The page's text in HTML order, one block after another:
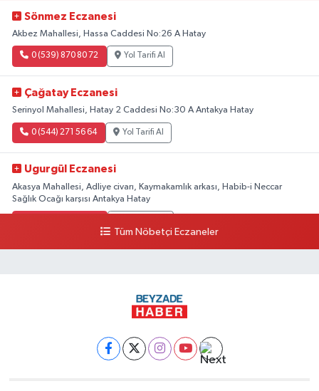
Sönmez Eczanesi
Akbez Mahallesi, Hassa Caddesi No:26 A Hatay
0 (539) 870 80 72 Yol Tarifi Al
Çağatay Eczanesi
Serinyol Mahallesi, Hatay 2 Caddesi No:30 A Antakya Hatay
0 (544) 271 56 64 Yol Tarifi Al
Ugurgül Eczanesi
Akasya Mahallesi, Adliye civarı, Kaymakamlık arkası, Habib-i Neccar
Sağlık Ocağı karşısı Antakya Hatay
Yol Tarifi Al
Muna Eczanesi
Fevzi Çakmak Mahallesi, Örgü Caddesi, Mozaik Hastanesi Karşısı
Tüm Nöbetçi Eczaneler